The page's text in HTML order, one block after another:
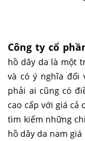
Công ty cổ
hồ dây da là một
và có ý nghĩa đối
phải ai cũng có
cao cấp với giá cả
tìm kiếm những
hồ dây da nam giá